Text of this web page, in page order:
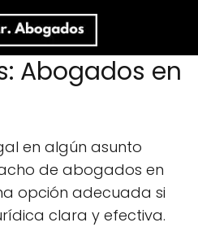
Abogados en
en algún asunto
de abogados en
opción adecuada si
clara y efectiva.